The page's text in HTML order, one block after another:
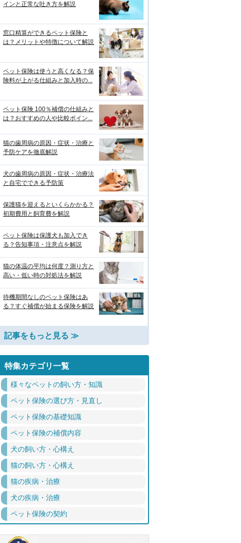
インと正常な吐き方を解説
窓口精算ができるペット保険と
は？メリットや特徴について解説
ペット保険は使うと高くなる？保
険料が上がる仕組みと加入時の...
ペット保険 100％補償の仕組みと
は？おすすめの人や比較ポイン...
猫の歯周病の原因・症状・治療と
予防ケアを徹底解説
犬の歯周病の原因・症状・治療法
と自宅でできる予防策
保護猫を迎えるといくらかかる？
初期費用と飼育費を解説
ペット保険は保護犬も加入でき
る？告知事項・注意点を解説
猫の体温の平均は何度？測り方と
高い・低い時の対処法を解説
待機期間なしのペット保険はあ
る？すぐ補償が始まる保険を解説
記事をもっと見る ≫
特集カテゴリ一覧
様々なペットの飼い方・知識
ペット保険の選び方・見直し
ペット保険の基礎知識
ペット保険の補償内容
犬の飼い方・心構え
猫の飼い方・心構え
猫の疾病・治療
犬の疾病・治療
ペット保険の契約